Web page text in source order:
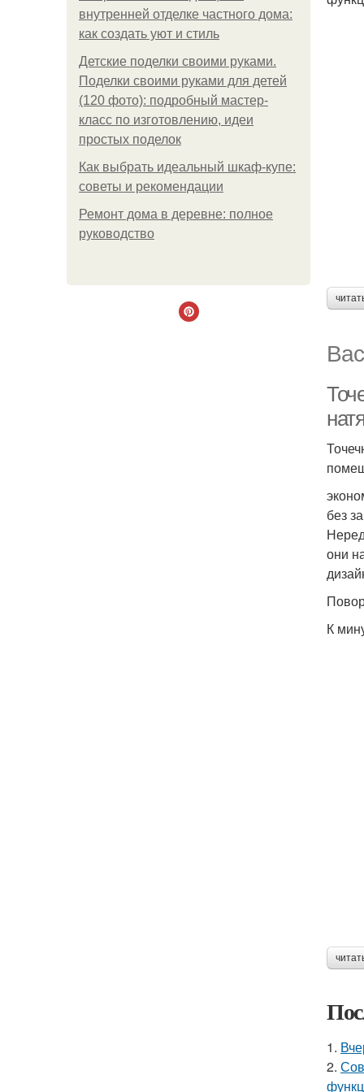
внутренней отделке частного дома:
как создать уют и стиль
Детские поделки своими руками.
Поделки своими руками для детей
(120 фото): подробный мастер-
класс по изготовлению, идеи
простых поделок
Как выбрать идеальный шкаф-купе:
советы и рекомендации
Ремонт дома в деревне: полное
руководство
без
они
К
1.
2.